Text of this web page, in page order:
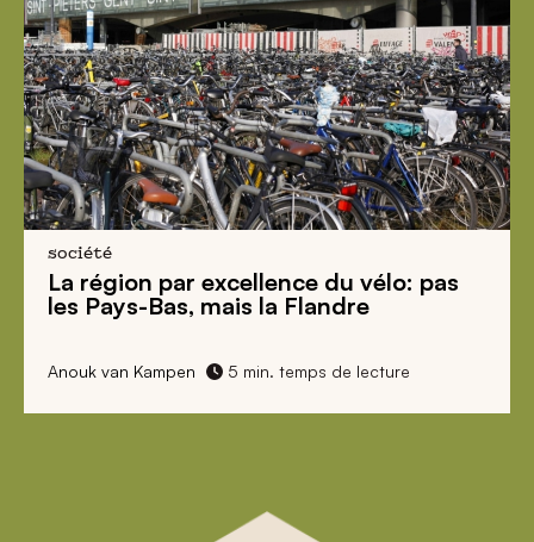
société
La région par excellence du vélo: pas
les Pays-Bas, mais la Flandre
Anouk van Kampen 5 min. temps de lecture